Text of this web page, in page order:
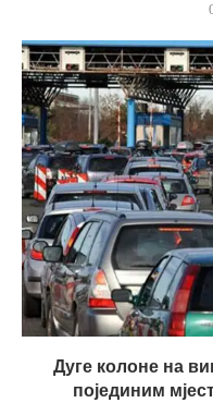
Дуге колоне на
појединим